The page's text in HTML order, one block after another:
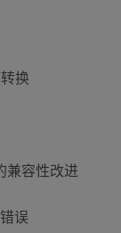
换
兼容性改进
误